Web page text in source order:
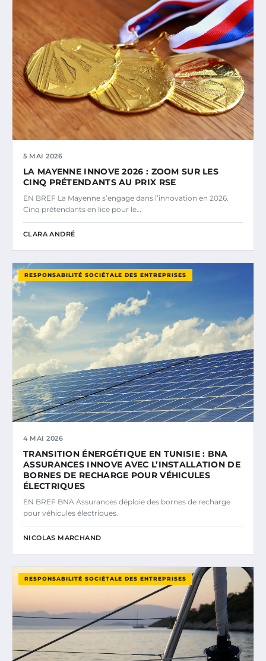
5 MAI 2026
LA MAYENNE INNOVE 2026 : ZOOM SUR LES
CINQ PRÉTENDANTS AU PRIX RSE
EN BREF La Mayenne s’engage dans l’innovation en 2026.
Cinq prétendants en lice pour le…
CLARA ANDRÉ
RESPONSABILITÉ SOCIÉTALE DES ENTREPRISES
4 MAI 2026
TRANSITION ÉNERGÉTIQUE EN TUNISIE : BNA
ASSURANCES INNOVE AVEC L’INSTALLATION DE
BORNES DE RECHARGE POUR VÉHICULES
ÉLECTRIQUES
EN BREF BNA Assurances déploie des bornes de recharge
pour véhicules électriques.
NICOLAS MARCHAND
RESPONSABILITÉ SOCIÉTALE DES ENTREPRISES